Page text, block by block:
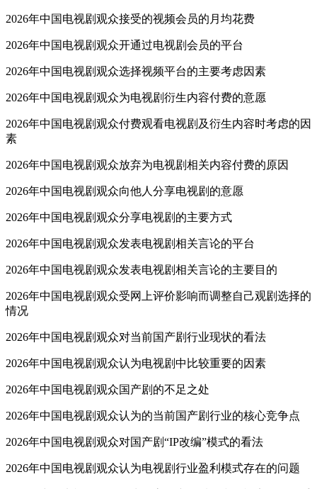
2026年中国电视剧观众接受的视频会员的月均花费
2026年中国电视剧观众开通过电视剧会员的平台
2026年中国电视剧观众选择视频平台的主要考虑因素
2026年中国电视剧观众为电视剧衍生内容付费的意愿
2026年中国电视剧观众付费观看电视剧及衍生内容时考虑的因
素
2026年中国电视剧观众放弃为电视剧相关内容付费的原因
2026年中国电视剧观众向他人分享电视剧的意愿
2026年中国电视剧观众分享电视剧的主要方式
2026年中国电视剧观众发表电视剧相关言论的平台
2026年中国电视剧观众发表电视剧相关言论的主要目的
2026年中国电视剧观众受网上评价影响而调整自己观剧选择的
情况
2026年中国电视剧观众对当前国产剧行业现状的看法
2026年中国电视剧观众认为电视剧中比较重要的因素
2026年中国电视剧观众国产剧的不足之处
2026年中国电视剧观众认为的当前国产剧行业的核心竞争点
2026年中国电视剧观众对国产剧“IP改编”模式的看法
2026年中国电视剧观众认为电视剧行业盈利模式存在的问题